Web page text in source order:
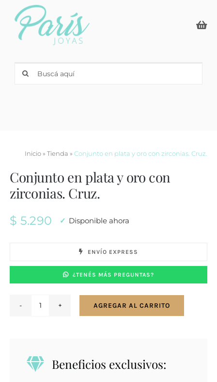
content
Search
Inicio» Tienda » Conjunto en plata y oro con zirconias. Cruz.
Conjunto en plata y oro con
zirconias. Cruz.
$ 5.290 Disponible ahora
ENVÍO EXPRESS
¿TENÉS MÁS PREGUNTAS?
oro
AGREGAR AL CARRITO
Beneficios exclusivos: